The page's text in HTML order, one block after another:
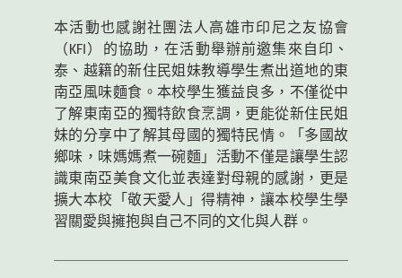
本活動也感謝社團法人高雄市印尼之友協會
（ KFI ）
的協助，在活動舉辦前邀集來自印、
泰、越籍的新住民姐妹教導學生煮出道地的東
南亞風味麵食。本校學生獲益良多，不僅從中
了解東南亞的獨特飲食烹調，更能從新住民姐
妹的分享中了解其母國的獨特民情。
「多國故
鄉味，味媽媽煮一碗麵」活動不僅是讓學生認
識東南亞美食文化並表達對母親的感謝，更是
擴大本校「敬天愛人」得精神，讓本校學生學
習關愛與擁抱與自己不同的文化與人群。